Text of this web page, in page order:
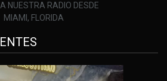
NUESTRA RADIO DESDE
MIAMI, FLORIDA